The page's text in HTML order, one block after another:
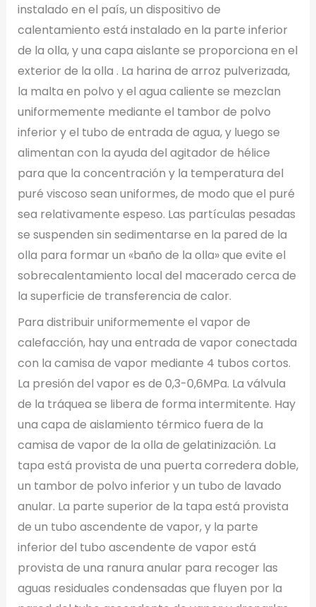
instalado en el país, un dispositivo de
calentamiento está instalado en la parte inferior
de la olla, y una capa aislante se proporciona en el
exterior de la olla . La harina de arroz pulverizada,
la malta en polvo y el agua caliente se mezclan
uniformemente mediante el tambor de polvo
inferior y el tubo de entrada de agua, y luego se
alimentan con la ayuda del agitador de hélice
para que la concentración y la temperatura del
puré viscoso sean uniformes, de modo que el puré
sea relativamente espeso. Las partículas pesadas
se suspenden sin sedimentarse en la pared de la
olla para formar un «baño de la olla» que evite el
sobrecalentamiento local del macerado cerca de
la superficie de transferencia de calor.
Para distribuir uniformemente el vapor de
calefacción, hay una entrada de vapor conectada
con la camisa de vapor mediante 4 tubos cortos.
La presión del vapor es de 0,3-0,6MPa. La válvula
de la tráquea se libera de forma intermitente. Hay
una capa de aislamiento térmico fuera de la
camisa de vapor de la olla de gelatinización. La
tapa está provista de una puerta corredera doble,
un tambor de polvo inferior y un tubo de lavado
anular. La parte superior de la tapa está provista
de un tubo ascendente de vapor, y la parte
inferior del tubo ascendente de vapor está
provista de una ranura anular para recoger las
aguas residuales condensadas que fluyen por la